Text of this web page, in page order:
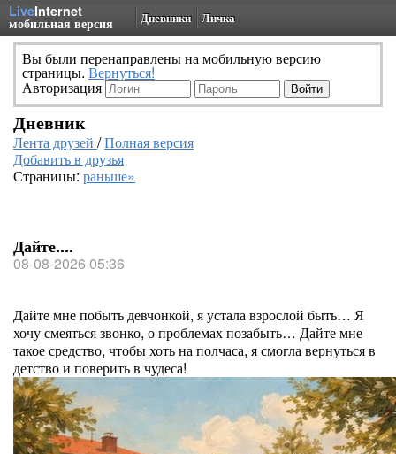
LiveInternet
мобильная версия Дневники Личка
Вы были перенаправлены на мобильную версию
страницы. Вернуться!
Авторизация
Дневник
Лента друзей /Полная версия
Добавить в друзья
Страницы: раньше»
Дайте....
08-08-2026 05:36
Дайте мне побыть девчонкой, я устала взрослой быть… Я
хочу смеяться звонко, о проблемах позабыть… Дайте мне
такое средство, чтобы хоть на полчаса, я смогла вернуться в
детство и поверить в чудеса!